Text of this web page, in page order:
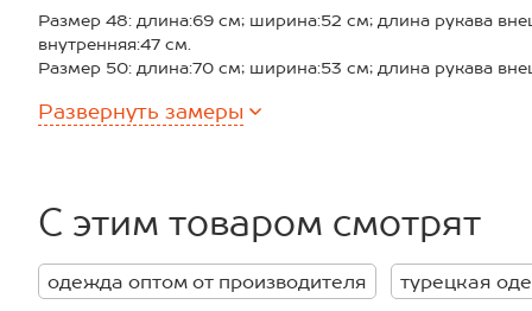
для повседневных дел.
Размер 48: длина:69 см; ширина:52 см; длина рукава
внутренняя:47 см.
Размер 50: длина:70 см; ширина:53 см; длина рукава
Размер 52: длина:71 см; ширина:54 см; длина рукава
*замеры выборочные, могут незначительно отличаться.
Развернуть замеры
С этим товаром смотрят
одежда оптом от производителя турецкая